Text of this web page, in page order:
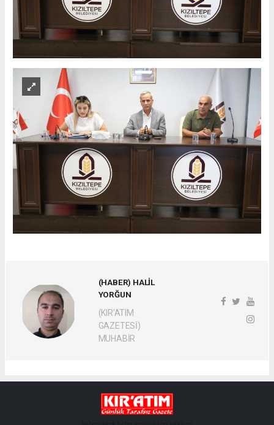
(HABER) HALİL
YORĞUN
(KIR'ATIM
GAZETESİ)
MUHABİR